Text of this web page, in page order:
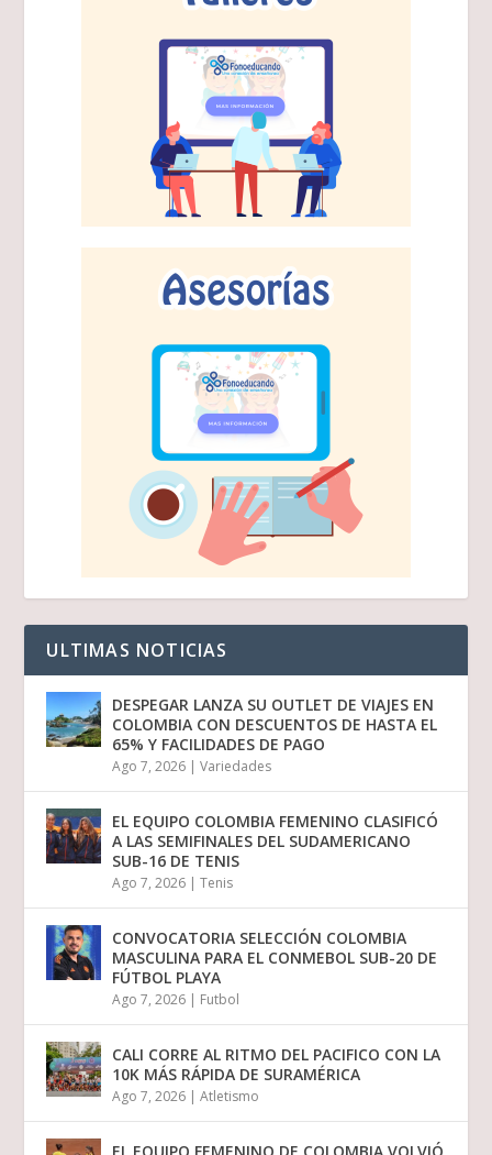
ULTIMAS NOTICIAS
DESPEGAR LANZA SU OUTLET DE VIAJES EN
COLOMBIA CON DESCUENTOS DE HASTA EL
65% Y FACILIDADES DE PAGO
Ago 7, 2026 |Variedades
EL EQUIPO COLOMBIA FEMENINO CLASIFICÓ
A LAS SEMIFINALES DEL SUDAMERICANO
SUB-16 DE TENIS
Ago 7, 2026 |Tenis
CONVOCATORIA SELECCIÓN COLOMBIA
MASCULINA PARA EL CONMEBOL SUB-20 DE
FÚTBOL PLAYA
Ago 7, 2026 | Futbol
CALI CORRE AL RITMO DEL PACIFICO CON LA
10K MÁS RÁPIDA DE SURAMÉRICA
Ago 7, 2026 |Atletismo
EL EQUIPO FEMENINO DE COLOMBIA VOLVIÓ